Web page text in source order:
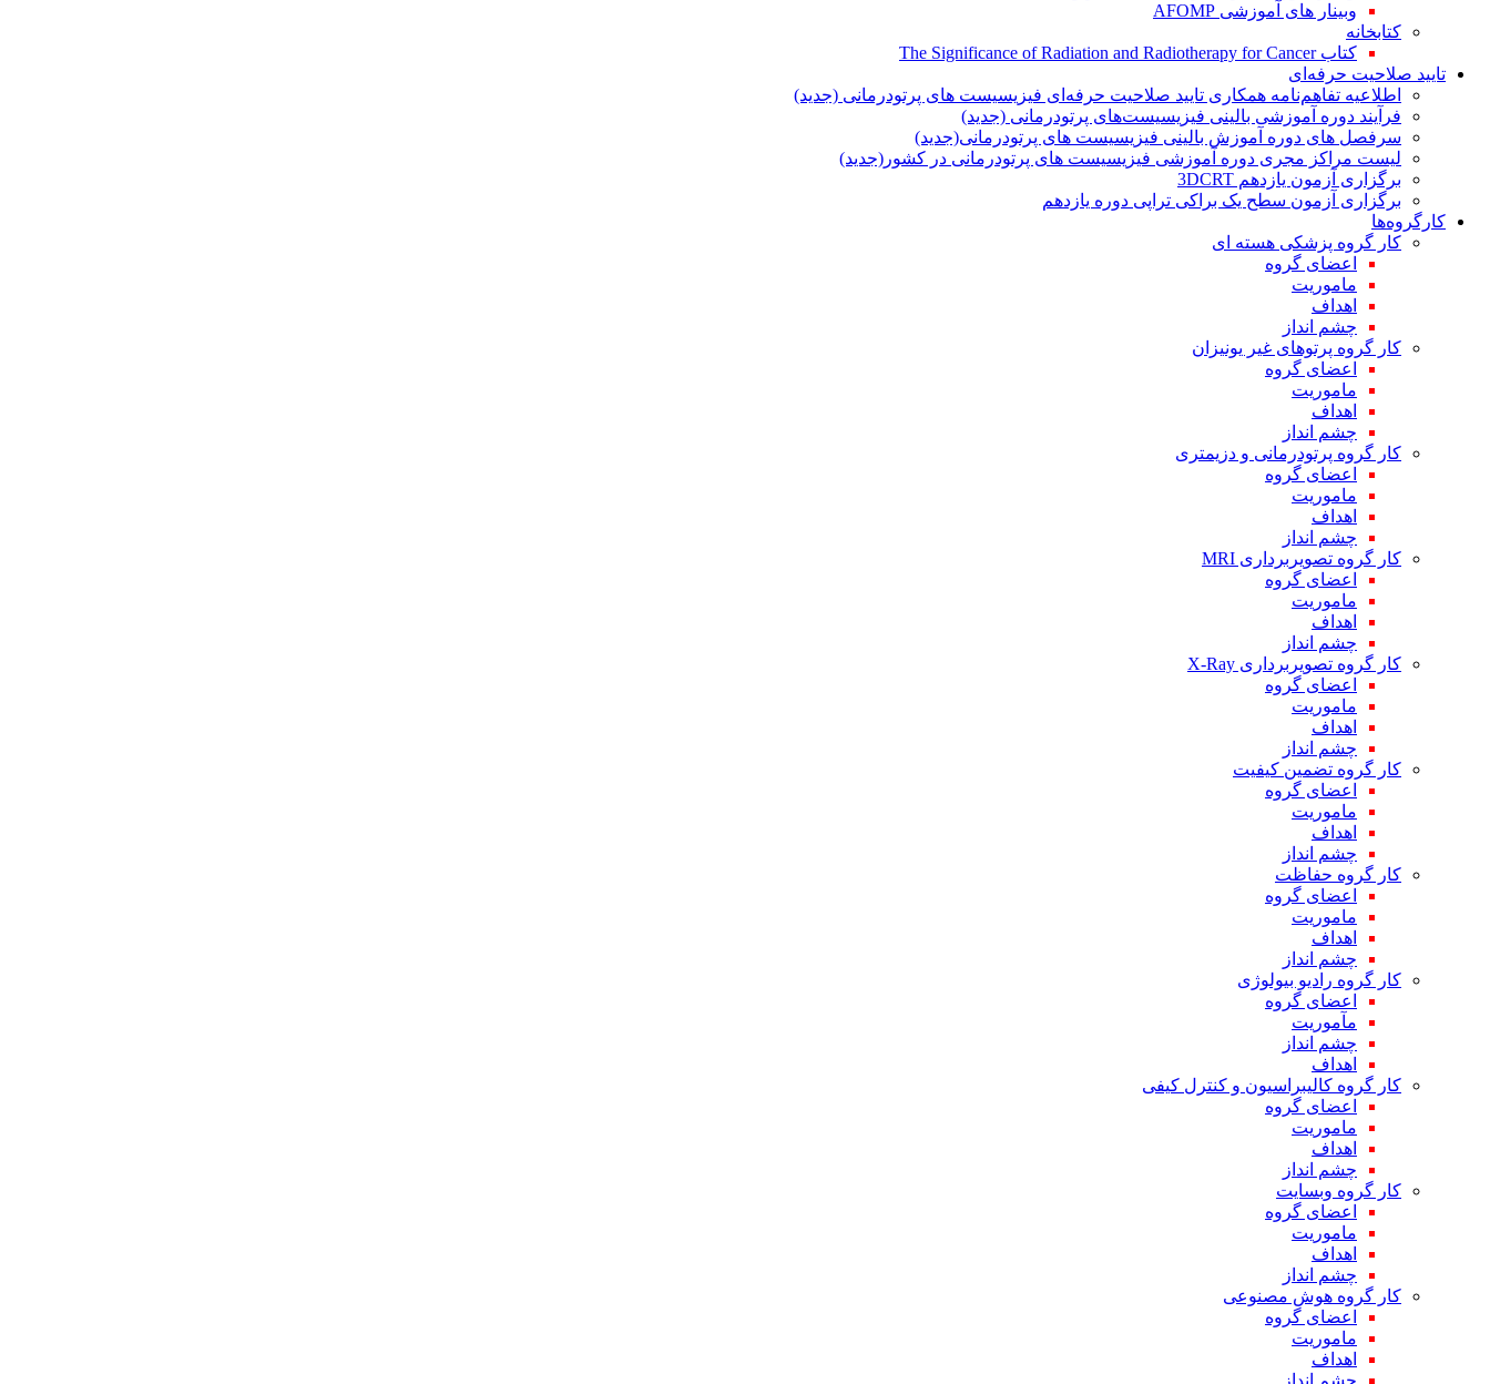
وبینار های آموزشی AFOMP
کتابخانه
کتاب The Significance of Radiation and Radiotherapy for Cancer
تایید صلاحیت حرفه‌ای
اطلاعیه تفاهم‌نامه همکاری تایید صلاحیت حرفه‌ای فیزیسیست های پرتودرمانی (جدید)
فرآیند دوره آموزشی بالینی فیزیسیست‌های پرتودرمانی (جدید)
سرفصل های دوره آموزش بالینی فیزیسیست های پرتودرمانی(جدید)
لیست مراکز مجری دوره آموزشی فیزیسیست های پرتودرمانی در کشور(جدید)
برگزاری آزمون یازدهم 3DCRT
برگزاری آزمون سطح یک براکی تراپی دوره یازدهم
کارگروه‌ها
کار گروه پزشکی هسته ای
اعضای گروه
ماموریت
اهداف
چشم انداز
کار گروه پرتوهای غیر یونیزان
اعضای گروه
ماموریت
اهداف
چشم انداز
کار گروه پرتودرمانی و دزیمتری
اعضای گروه
ماموریت
اهداف
چشم انداز
کار گروه تصویربرداری MRI
اعضای گروه
ماموریت
اهداف
چشم انداز
کار گروه تصویربرداری X-Ray
اعضای گروه
ماموریت
اهداف
چشم انداز
کار گروه تضمین کیفیت
اعضای گروه
ماموریت
اهداف
چشم انداز
کار گروه حفاظت
اعضای گروه
ماموریت
اهداف
چشم انداز
کار گروه رادیو بیولوژی
اعضای گروه
مآموریت
چشم انداز
اهداف
کار گروه کالیبراسیون و کنترل کیفی
اعضای گروه
ماموریت
اهداف
چشم انداز
کار گروه وبسایت
اعضای گروه
ماموریت
اهداف
چشم انداز
کار گروه هوش مصنوعی
اعضای گروه
ماموریت
اهداف
چشم انداز